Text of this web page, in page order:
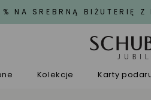
NA SREBRNĄ BIŻUTERIĘ Z
Kolekcje Karty